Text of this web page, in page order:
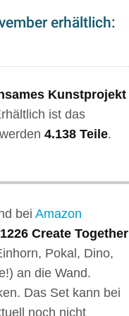
erhältlich:
Kunstprojekt
ist das
4.138 Teile.
bei Amazon
Create Together
Pokal, Dino,
an die Wand.
Das Set kann bei
noch nicht